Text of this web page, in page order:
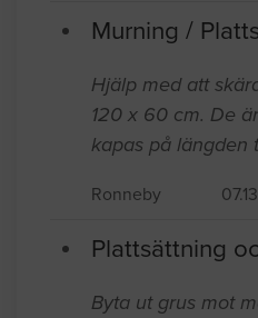
Murning /
Hjälp med att
120 x 60 cm. De
kapas på längden
Ronneby
Plattsättning
Byta ut grus mot